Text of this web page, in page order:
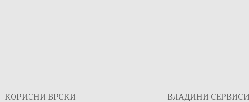
КОРИСНИ ВРСКИ ВЛАДИНИ СЕРВИСИ